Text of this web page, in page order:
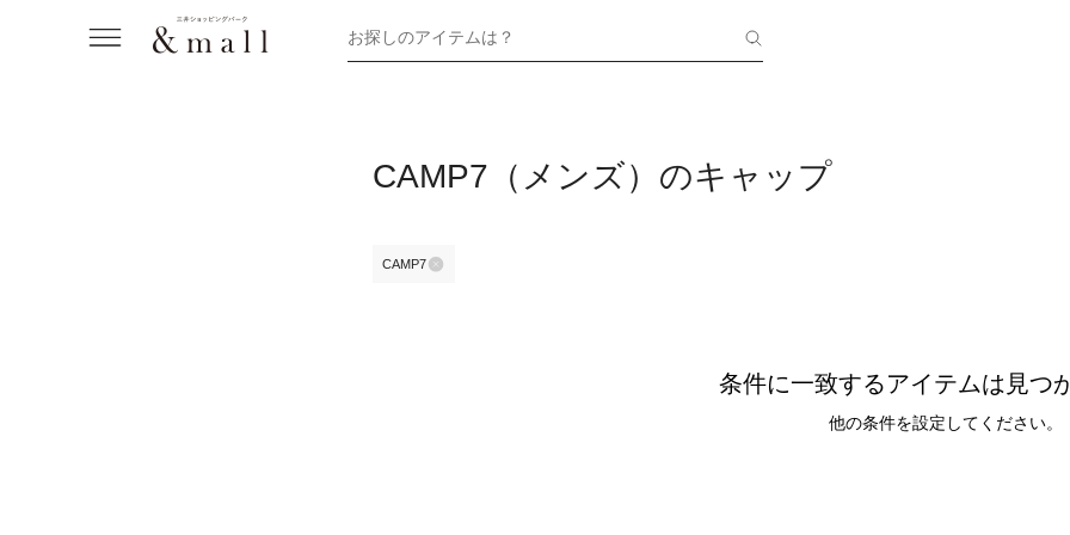
お探しのアイテムは？
CAMP7（メンズ）のキャップ
CAMP7
条件に一致するアイテムは見つ
他の条件を設定してください。